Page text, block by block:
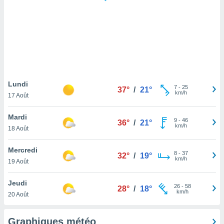
notre
que
et que
Lundi
17 Août
37° / 21° 7- 25
km/h
Mardi
18 Août
36° / 21° 9- 46
km/h
Mercredi
19 Août
32° / 19° 8- 37
km/h
Jeudi
20 Août
28° / 18° 26- 58
km/h
Graphiques météo